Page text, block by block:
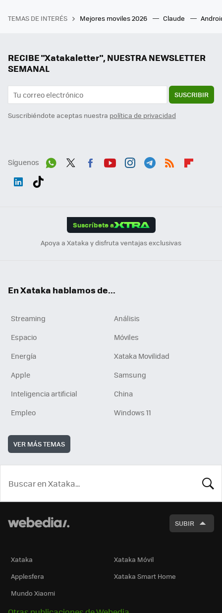
TEMAS DE INTERÉS Mejores moviles 2026 Claude
RECIBE "Xatakaletter", NUESTRA NEWSLETTER
SEMANAL
SUSCRIBIR
Suscribiéndote aceptas nuestra política de privacidad
Síguenos
Suscríbete a
Apoya a Xataka y disfruta ventajas exclusivas
En Xataka hablamos de...
Streaming
Análisis
Espacio
Móviles
Energía
Xataka Movilidad
Apple
Samsung
Inteligencia artificial
China
Empleo
Windows 11
VER MÁS TEMAS
SUBIR
Xataka
Xataka Móvil
Applesfera
Xataka Smart Home
Mundo Xiaomi